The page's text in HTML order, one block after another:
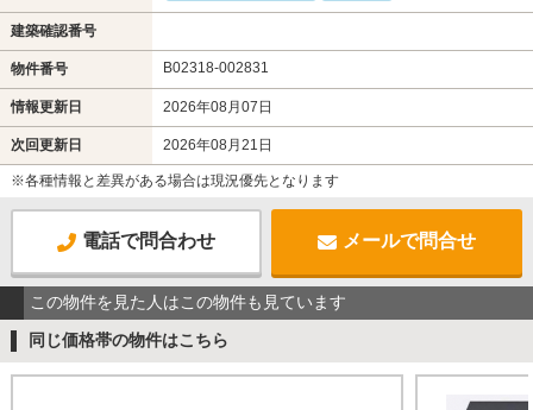
建築確認番号
物件番号 B02318-002831
情報更新日 2026年08月07日
次回更新日 2026年08月21日
※各種情報と差異がある場合は現況優先となります
電話で問合わせ メールで問合せ
この物件を見た人はこの物件も見ています
同じ価格帯の物件はこちら